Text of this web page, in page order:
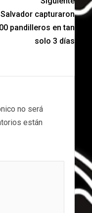
Salvador capturaron
pandilleros en tan
solo 3 días
no será
están